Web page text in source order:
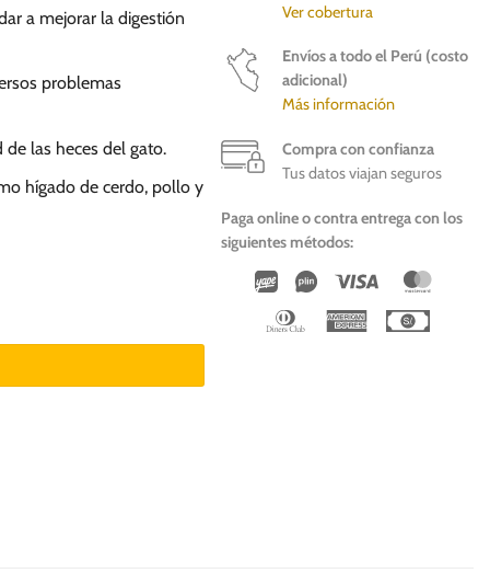
a mejorar la digestión
problemas
las heces del gato.
hígado de cerdo, pollo y
cantidad
Ver cobertura
Envíos a todo el Perú (costo
adicional)
Más información
Compra con confianza
Tus datos viajan seguros
Paga online o contra entrega con los
siguientes métodos:
Wirecard
Vipps Visa
Dinners
American